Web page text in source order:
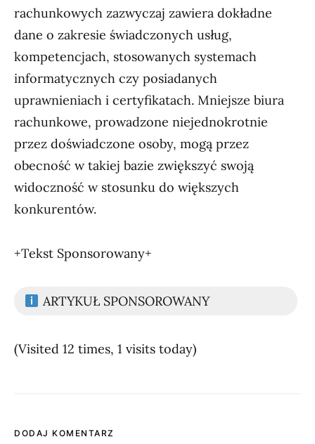
rachunkowych zazwyczaj zawiera dokładne
dane o zakresie świadczonych usług,
kompetencjach, stosowanych systemach
informatycznych czy posiadanych
uprawnieniach i certyfikatach. Mniejsze biura
rachunkowe, prowadzone niejednokrotnie
przez doświadczone osoby, mogą przez
obecność w takiej bazie zwiększyć swoją
widoczność w stosunku do większych
konkurentów.
+Tekst Sponsorowany+
ARTYKUŁ SPONSOROWANY
(Visited 12 times, 1 visits today)
DODAJ KOMENTARZ